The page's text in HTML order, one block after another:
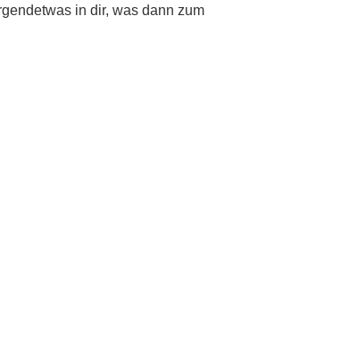
in dir, was dann zum